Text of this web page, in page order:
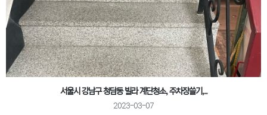
서울시 강남구 청담동 빌라 계단청소, 주차장쓸기,..
2023-03-07